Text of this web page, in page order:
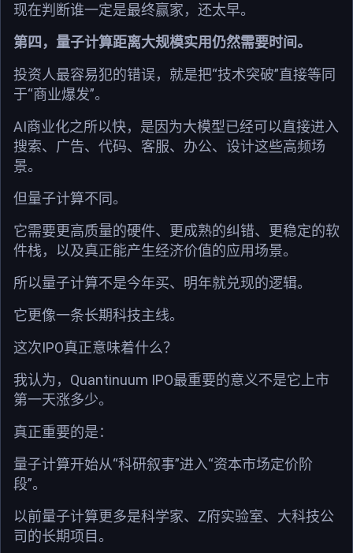
现在判断谁一定是最终赢家，还太早。
第四，量子计算距离大规模实用仍然需要时间。
投资人最容易犯的错误，就是把“技术突破”直接等同
于“商业爆发”。
AI商业化之所以快，是因为大模型已经可以直接进入
搜索、广告、代码、客服、办公、设计这些高频场
景。
但量子计算不同。
它需要更高质量的硬件、更成熟的纠错、更稳定的软
件栈，以及真正能产生经济价值的应用场景。
所以量子计算不是今年买、明年就兑现的逻辑。
它更像一条长期科技主线。
这次IPO真正意味着什么？
我认为，Quantinuum IPO最重要的意义不是它上市
第一天涨多少。
真正重要的是：
量子计算开始从“科研叙事”进入“资本市场定价阶
段”。
以前量子计算更多是科学家、Z府实验室、大科技公
司的长期项目。